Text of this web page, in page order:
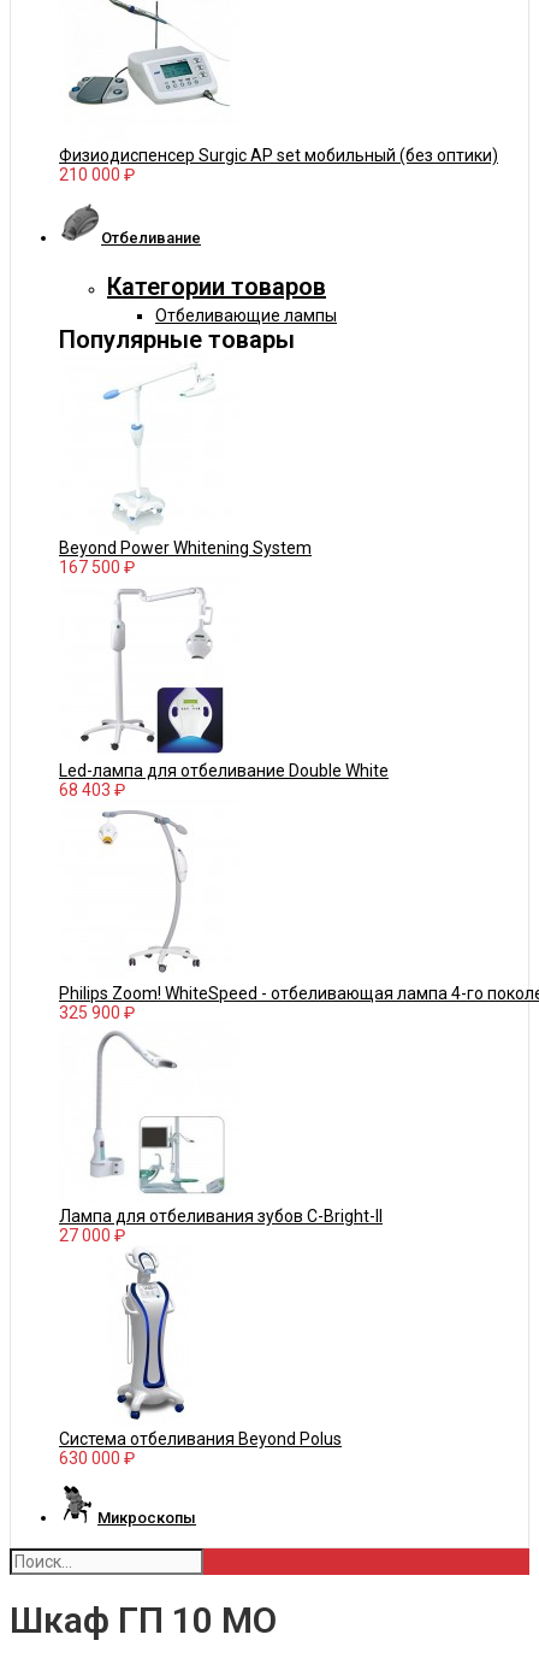
Физиодиспенсер Surgic AP set мобильный (без оптики)
210 000 ₽
Отбеливание
Категории товаров
Отбеливающие лампы
Популярные товары
Beyond Power Whitening System
167 500 ₽
Led-лампа для отбеливание Double White
68 403 ₽
Philips Zoom! WhiteSpeed - отбеливающая лампа 4-го
325 900 ₽
Лампа для отбеливания зубов С-Bright-II
27 000 ₽
Система отбеливания Beyond Polus
630 000 ₽
Микроскопы
Шкаф ГП 10 МО